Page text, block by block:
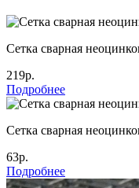
Сетка сварная
219р.
Подробнее
Сетка сварная
63р.
Подробнее